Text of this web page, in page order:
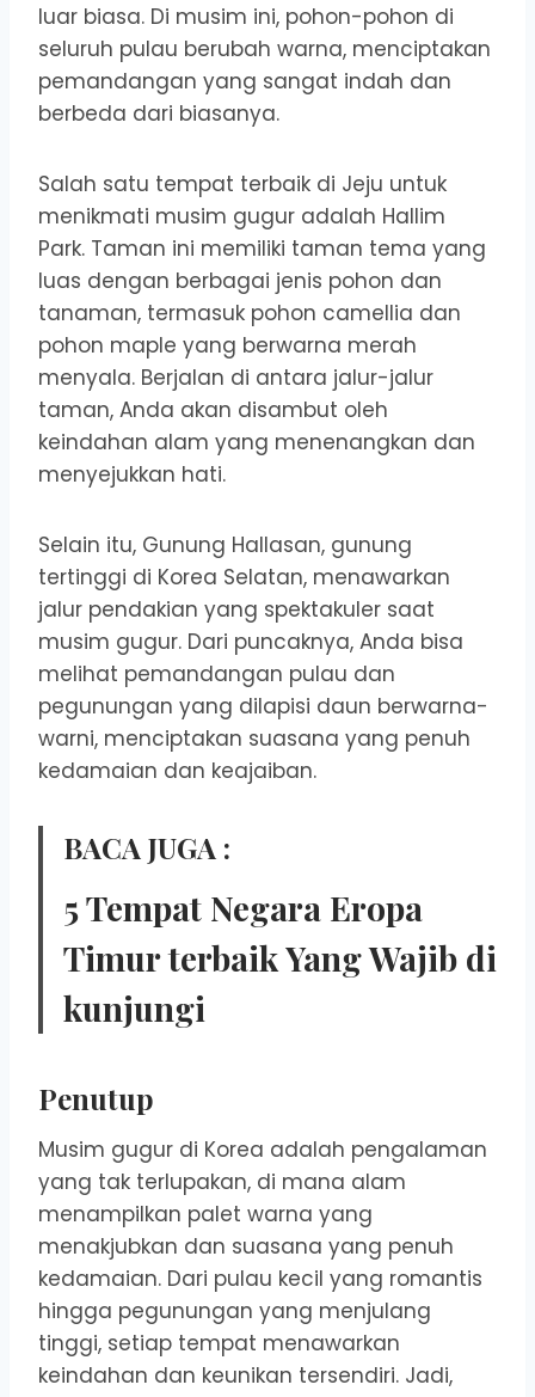
luar biasa. Di musim ini, pohon-pohon di
seluruh pulau berubah warna, menciptakan
pemandangan yang sangat indah dan
berbeda dari biasanya.
Salah satu tempat terbaik di Jeju untuk
menikmati musim gugur adalah Hallim
Park. Taman ini memiliki taman tema yang
luas dengan berbagai jenis pohon dan
tanaman, termasuk pohon camellia dan
pohon maple yang berwarna merah
menyala. Berjalan di antara jalur-jalur
taman, Anda akan disambut oleh
keindahan alam yang menenangkan dan
menyejukkan hati.
Selain itu, Gunung Hallasan, gunung
tertinggi di Korea Selatan, menawarkan
jalur pendakian yang spektakuler saat
musim gugur. Dari puncaknya, Anda bisa
melihat pemandangan pulau dan
pegunungan yang dilapisi daun berwarna-
warni, menciptakan suasana yang penuh
kedamaian dan keajaiban.
BACA JUGA :
5 Tempat Negara Eropa
Timur terbaik Yang Wajib di
kunjungi
Penutup
Musim gugur di Korea adalah pengalaman
yang tak terlupakan, di mana alam
menampilkan palet warna yang
menakjubkan dan suasana yang penuh
kedamaian. Dari pulau kecil yang romantis
hingga pegunungan yang menjulang
tinggi, setiap tempat menawarkan
keindahan dan keunikan tersendiri. Jadi,